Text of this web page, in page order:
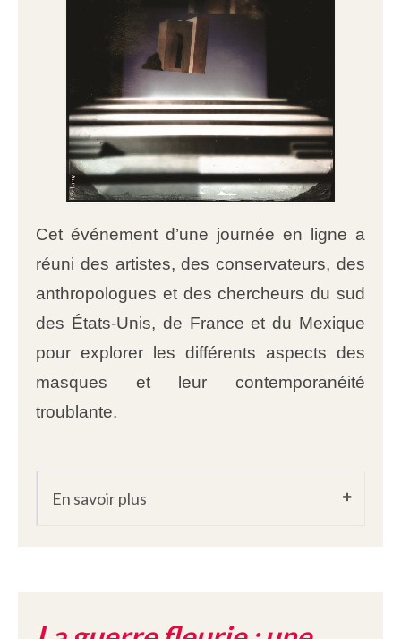
Cet événement d’une journée en ligne a
réuni des artistes, des conservateurs, des
anthropologues et des chercheurs du sud
des États-Unis, de France et du Mexique
pour explorer les différents aspects des
masques et leur contemporanéité
troublante.
En savoir plus